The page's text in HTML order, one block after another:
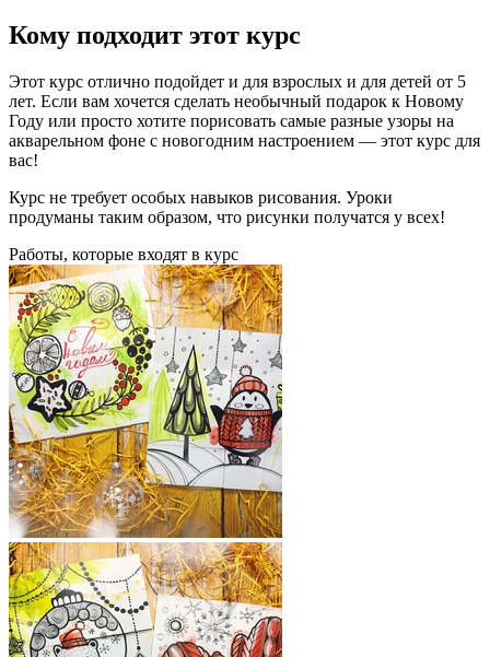
Кому подходит этот курс
Этот курс отлично подойдет и для взрослых и для детей от 5
лет. Если вам хочется сделать необычный подарок к Новому
Году или просто хотите порисовать самые разные узоры на
акварельном фоне с новогодним настроением — этот курс для
вас!
Курс не требует особых навыков рисования. Уроки
продуманы таким образом, что рисунки получатся у всех!
Работы, которые входят в курс